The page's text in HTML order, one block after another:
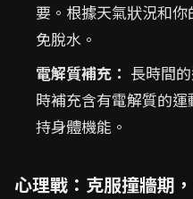
要。根據天氣狀況和
免脫水。
電解質補充： 長時間
時補充含有電解質的
持身體機能。
心理戰：克服撞牆期